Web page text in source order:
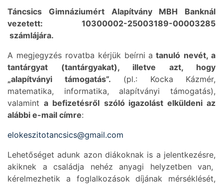
Táncsics Gimnáziumért Alapítvány MBH Banknál
vezetett: 10300002-25003189-00003285
számlájára.
A megjegyzés rovatba kérjük beírni a tanuló nevét, a
tantárgyat (tantárgyakat), illetve azt, hogy
„alapítványi támogatás”. (pl.: Kocka Kázmér,
matematika, informatika, alapítványi támogatás),
valamint a befizetésről szóló igazolást elküldeni az
alábbi e-mail címre:
elokeszitotancsics@gmail.com
Lehetőséget adunk azon diákoknak is a jelentkezésre,
akiknek a családja nehéz anyagi helyzetben van,
kérelmezhetik a foglalkozások díjának mérséklését,